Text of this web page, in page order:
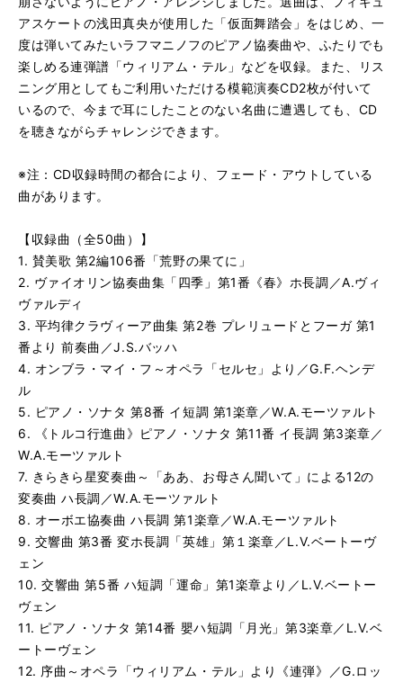
る
生
す
る
再
生
す
序曲〜オペラ「ウィリアム・テル」より《連弾》／G.ロッ
再
す
る
ます／F.P.シューベルト＆F. リスト
再
生
す
ピアノ・ソナタ 第16番 イ短調／F.P.シューベルト
再
す
る
ラデッキー行進曲《連弾》／J.シュトラウス
再
生
《革命》エチュード 第12番 ハ短調／F.ショパン
す
る
幻想即興曲 第12番 嬰ハ短調／F.ショパン
再
生
す
る
ワルツ 第7番 嬰ハ短調／F.ショパン
再
生
す
る
ピアノ・ソナタ 第2番 ト短調／F.ショパン
再
生
す
ハンガリー狂詩曲 第2番 嬰ハ短調／F.リスト
る
女心の歌〜オペラ「リゴレット」より／ G.ヴェルディ
生
す
る
再
生
す
る
ニュルンベルクのマイスタージンガー 第1幕への前奏曲／
再
生
す
る
舟歌〜オペラ「ホフマン物語」より／J.オッフェンバック
生
す
る
交響曲 第3番 へ長調 第3楽章／J.ブラームス
再
生
す
る
ハンガリー舞曲 第5番 嬰ヘ短調／J.ブラームス
再
生
す
る
第2組曲 ファランドール「アルルの女」より／G.ビゼー
再
生
す
真珠採りのタンゴ〜オペラ「真珠採り」より／G.ビゼー
再
情景〜バレエ音楽「白鳥の湖」より／P.I.チャイコフスキー
アスケートの浅田真央が使用した「仮面舞踏会」をはじめ、一
度は弾いてみたいラフマニノフのピアノ協奏曲や、ふたりでも
楽しめる連弾譜「ウィリアム・テル」などを収録。また、リス
ニング用としてもご利用いただける模範演奏CD2枚が付いて
いるので、今まで耳にしたことのない名曲に遭遇しても、CD
を聴きながらチャレンジできます。
※注：CD収録時間の都合により、フェード・アウトしている
曲があります。
【収録曲（全50曲）】
1. 賛美歌 第2編106番「荒野の果てに」
2. ヴァイオリン協奏曲集「四季」第1番《春》ホ長調／A.ヴィ
ヴァルディ
3. 平均律クラヴィーア曲集 第2巻 プレリュードとフーガ 第1
番より 前奏曲／J.S.バッハ
4. オンブラ・マイ・フ～オペラ「セルセ」より／G.F.ヘンデ
ル
5. ピアノ・ソナタ 第8番 イ短調 第1楽章／W.A.モーツァルト
6. 《トルコ行進曲》ピアノ・ソナタ 第11番 イ長調 第3楽章／
W.A.モーツァルト
7. きらきら星変奏曲～「ああ、お母さん聞いて」による12の
変奏曲 ハ長調／W.A.モーツァルト
8. オーボエ協奏曲 ハ長調 第1楽章／W.A.モーツァルト
9. 交響曲 第3番 変ホ長調「英雄」第１楽章／L.V.ベートーヴ
ェン
10. 交響曲 第5番 ハ短調「運命」第1楽章より／L.V.ベートー
ヴェン
11. ピアノ・ソナタ 第14番 嬰ハ短調「月光」第3楽章／L.V.ベ
ートーヴェン
12. 序曲～オペラ「ウィリアム・テル」より《連弾》／G.ロッ